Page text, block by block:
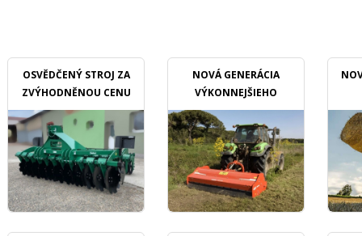
OSVĚDČENÝ STROJ ZA
ZVÝHODNĚNOU CENU
NOVÁ GENERÁCIA
VÝKONNEJŠIEHO
MULČOVAČU